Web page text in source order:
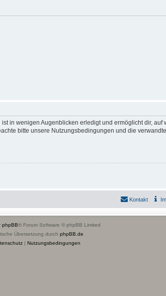
in wenigen Augenblicken erledigt und ermöglicht dir,
bitte unsere Nutzungsbedingungen und die
Kontakt
phpBB® Forum Software © phpBB Limited
Übersetzung durch phpBB.de
| Nutzungsbedingungen